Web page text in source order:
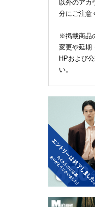
以外のアカ
分にご注意
※掲載商品
変更や延期
HPおよび
い。